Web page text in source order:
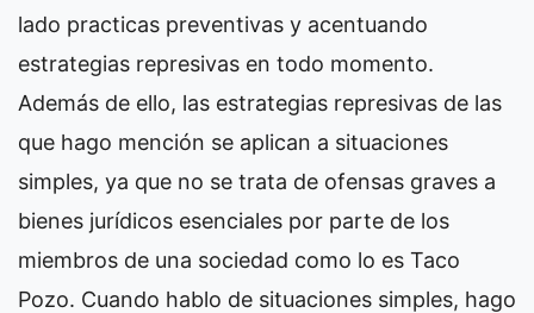
lado practicas preventivas y acentuando
estrategias represivas en todo momento.
Además de ello, las estrategias represivas de las
que hago mención se aplican a situaciones
simples, ya que no se trata de ofensas graves a
bienes jurídicos esenciales por parte de los
miembros de una sociedad como lo es Taco
Pozo. Cuando hablo de situaciones simples, hago